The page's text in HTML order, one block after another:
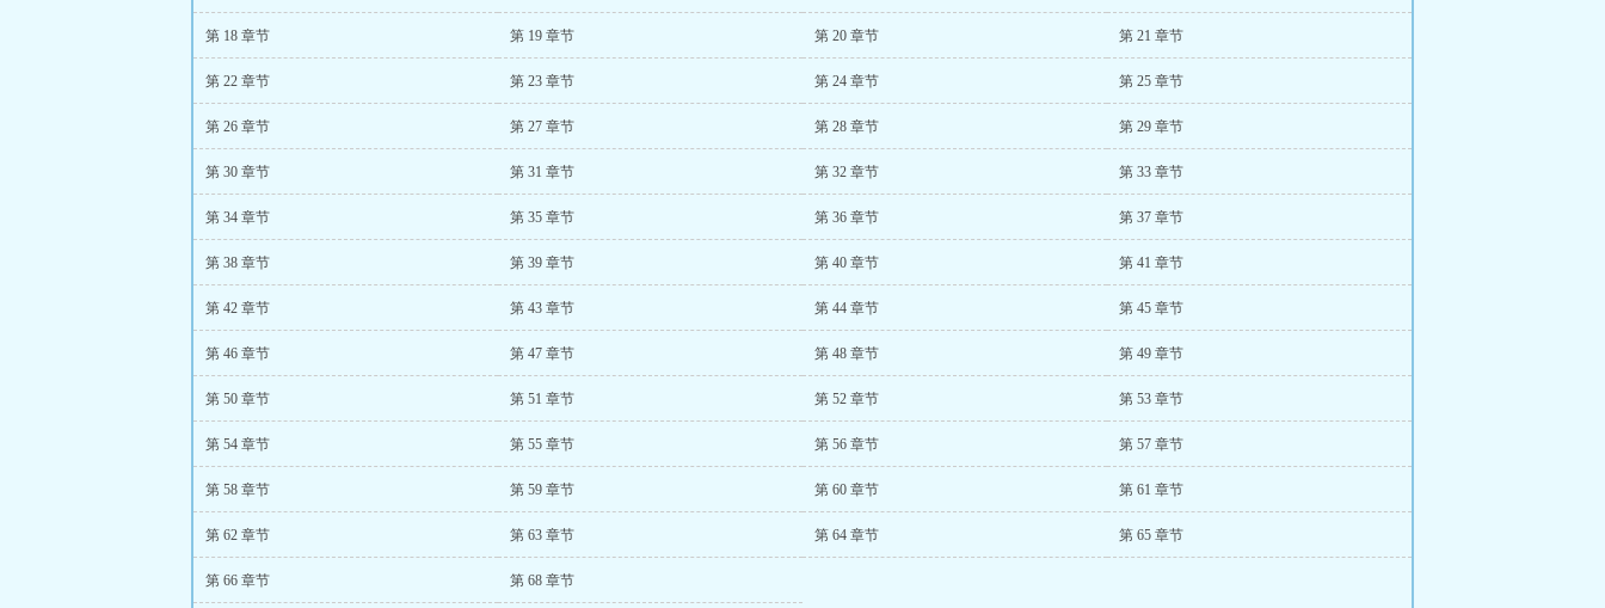
第 18 章节 第 19 章节 第 20 章节 第 21 章节
第 22 章节 第 23 章节 第 24 章节 第 25 章节
第 26 章节 第 27 章节 第 28 章节 第 29 章节
第 30 章节 第 31 章节 第 32 章节 第 33 章节
第 34 章节 第 35 章节 第 36 章节 第 37 章节
第 38 章节 第 39 章节 第 40 章节 第 41 章节
第 42 章节 第 43 章节 第 44 章节 第 45 章节
第 46 章节 第 47 章节 第 48 章节 第 49 章节
第 50 章节 第 51 章节 第 52 章节 第 53 章节
第 54 章节 第 55 章节 第 56 章节 第 57 章节
第 58 章节 第 59 章节 第 60 章节 第 61 章节
第 62 章节 第 63 章节 第 64 章节 第 65 章节
第 66 章节 第 68 章节